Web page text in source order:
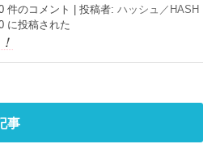
件のコメント |投稿者:ハッシュ／HASH
に投稿された
事